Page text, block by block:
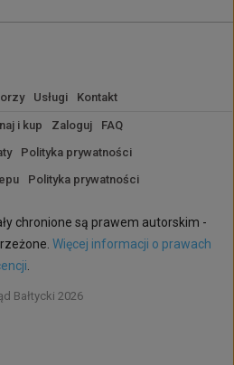
Usługi Kontakt
i kup Zaloguj
FAQ
Polityka prywatności
Polityka prywatności
chronione są prawem autorskim -
Więcej informacji o prawach
Bałtycki 2026